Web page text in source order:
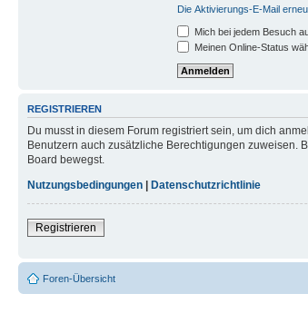
Die Aktivierungs-E-Mail
Mich bei jedem Besuch
Meinen Online-Status
REGISTRIEREN
Du musst in diesem Forum registriert sein, um dich
Benutzern auch zusätzliche Berechtigungen zuweisen.
Board bewegst.
Nutzungsbedingungen | Datenschutzrichtlinie
Registrieren
Foren-Übersicht